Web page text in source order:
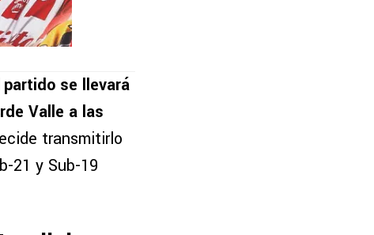
se llevará
Valle a las
transmitirlo
21 y Sub-19